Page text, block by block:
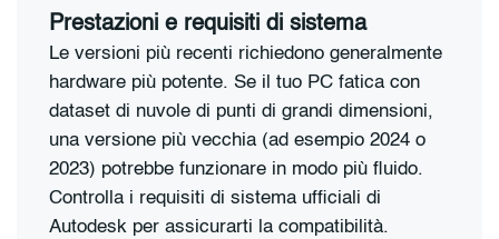
Prestazioni e requisiti di sistema
Le versioni più recenti richiedono generalmente
hardware più potente. Se il tuo PC fatica con
dataset di nuvole di punti di grandi dimensioni,
una versione più vecchia (ad esempio 2024 o
2023) potrebbe funzionare in modo più fluido.
Controlla i requisiti di sistema ufficiali di
Autodesk per assicurarti la compatibilità.